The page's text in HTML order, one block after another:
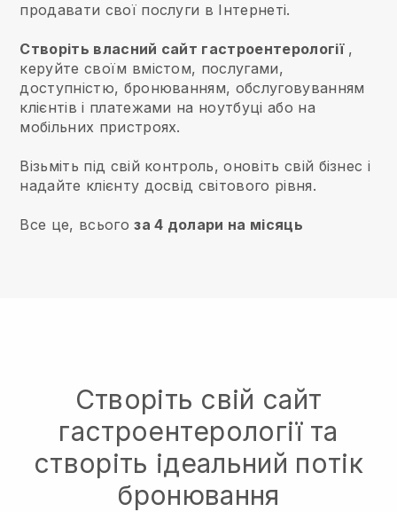
продавати свої послуги в Інтернеті.
Створіть власний сайт гастроентерології,
керуйте своїм вмістом, послугами,
доступністю, бронюванням, обслуговуванням
клієнтів і платежами на ноутбуці або на
мобільних пристроях.
Візьміть під свій контроль, оновіть свій бізнес і
надайте клієнту досвід світового рівня.
Все це, всьогоза 4 долари на місяць
Створіть свій сайт
гастроентерології та
створіть ідеальний потік
бронювання